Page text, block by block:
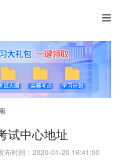
试中心地址
布时间：2020-01-20 16:41:00